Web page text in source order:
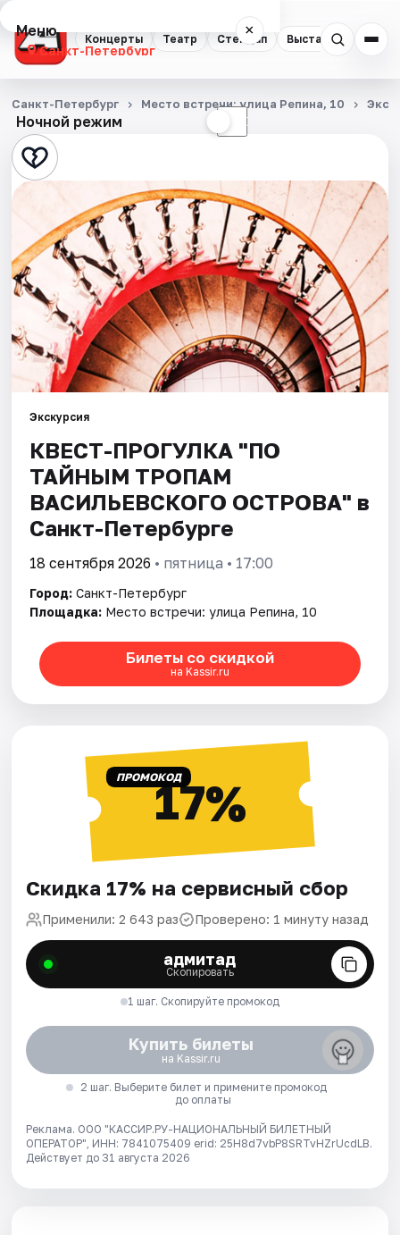
Концерты Театр Стендап Выставки
Меню ×
Санкт-Петербург
Концерты
Театр
Стендап
Выставки
Квесты
Экскурсии
Спорт
События
Города
Площадки
Артисты
Рейтинги
Ночной режим ☾
Санкт-Петербург Место встречи: улица Репина, 10
Экскурсия
КВЕСТ-ПРОГУЛКА "ПО
ТАЙНЫМ ТРОПАМ
ВАСИЛЬЕВСКОГО ОСТРОВА" в
Санкт-Петербурге
18 сентября 2026 • пятница • 17:00
Город: Санкт-Петербург
Площадка: Место встречи: улица Репина, 10
Билеты со скидкой
на Kassir.ru
ПРОМОКОД17%
Скидка 17% на сервисный сбор
Применили: 2 643 раз Проверено: 1 минуту назад
адмитад
Скопировать
1 шаг. Скопируйте промокод
Купить билеты
на Kassir.ru
2 шаг. Выберите билет и примените промокод
до оплаты
Реклама. ООО "КАССИР.РУ-НАЦИОНАЛЬНЫЙ БИЛЕТНЫЙ
ОПЕРАТОР", ИНН: 7841075409 erid: 25H8d7vbP8SRTvHZrUcdLB.
Действует до 31 августа 2026